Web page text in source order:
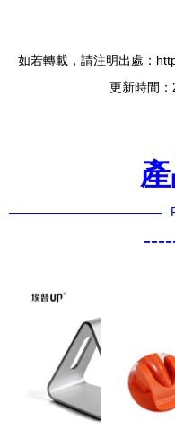
如若轉載，請注明出處：
更新時間